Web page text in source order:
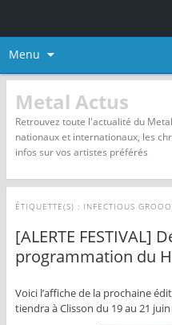
Menu
Metal Actus
Retrouvez toute l'actualité du
nationaux et internationaux, les
infos sur vos artistes préférés
ÉTIQUETTE(S) : INFECTIOUS
[ALERTE FESTIVAL]
programmation du
Voici l’affiche de la prochaine
tiendra à Clisson du 19 au 21